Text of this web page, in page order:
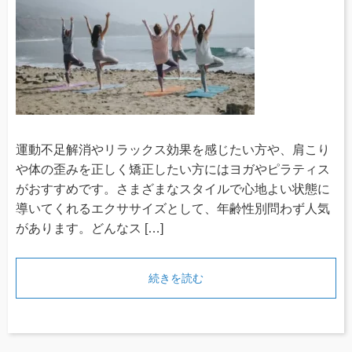
運動不足解消やリラックス効果を感じたい方や、肩こり
や体の歪みを正しく矯正したい方にはヨガやピラティス
がおすすめです。さまざまなスタイルで心地よい状態に
導いてくれるエクササイズとして、年齢性別問わず人気
があります。どんなス […]
続きを読む